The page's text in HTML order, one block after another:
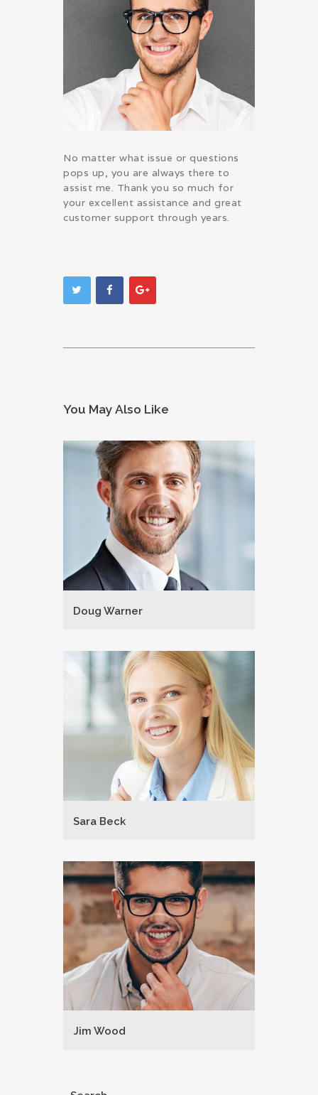
No matter what issue or questions
pops up, you are always there to
assist me. Thank you so much for
your excellent assistance and great
customer support through years.
You May Also Like
Doug Warner
Sara Beck
Jim Wood